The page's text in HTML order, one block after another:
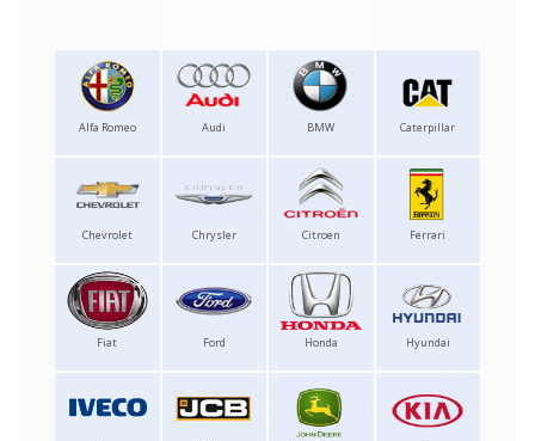
Alfa Romeo Audi BMW Caterpillar
Chevrolet Chrysler Citroen Ferrari
Fiat Ford Honda Hyundai